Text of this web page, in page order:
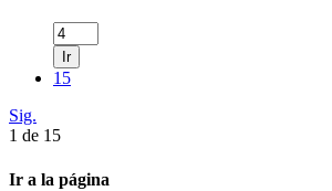
Ir
15
Sig.
1 de 15
Ir a la página